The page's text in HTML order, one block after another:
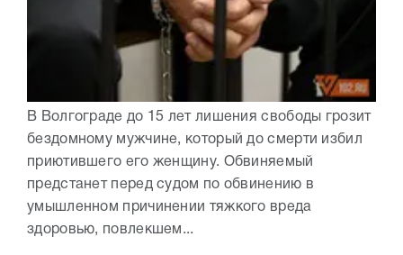
В Волгограде до 15 лет лишения свободы грозит
бездомному мужчине, который до смерти избил
приютившего его женщину. Обвиняемый
предстанет перед судом по обвинению в
умышленном причинении тяжкого вреда
здоровью, повлекшем...